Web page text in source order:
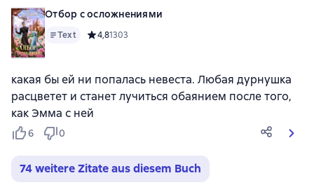
Отбор с осложнениями
Text Средний рейтинг 4,8 на основе 1303 оценок
4,81303
какая бы ей ни попалась невеста. Любая дурнушка
расцветет и станет лучиться обаянием после того,
как Эмма с ней
6 0
74 weitere Zitate aus diesem Buch